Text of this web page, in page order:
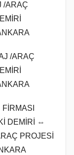
/ARAÇ
/ARAÇ
DEMİRİ ⇔
PROJESİ